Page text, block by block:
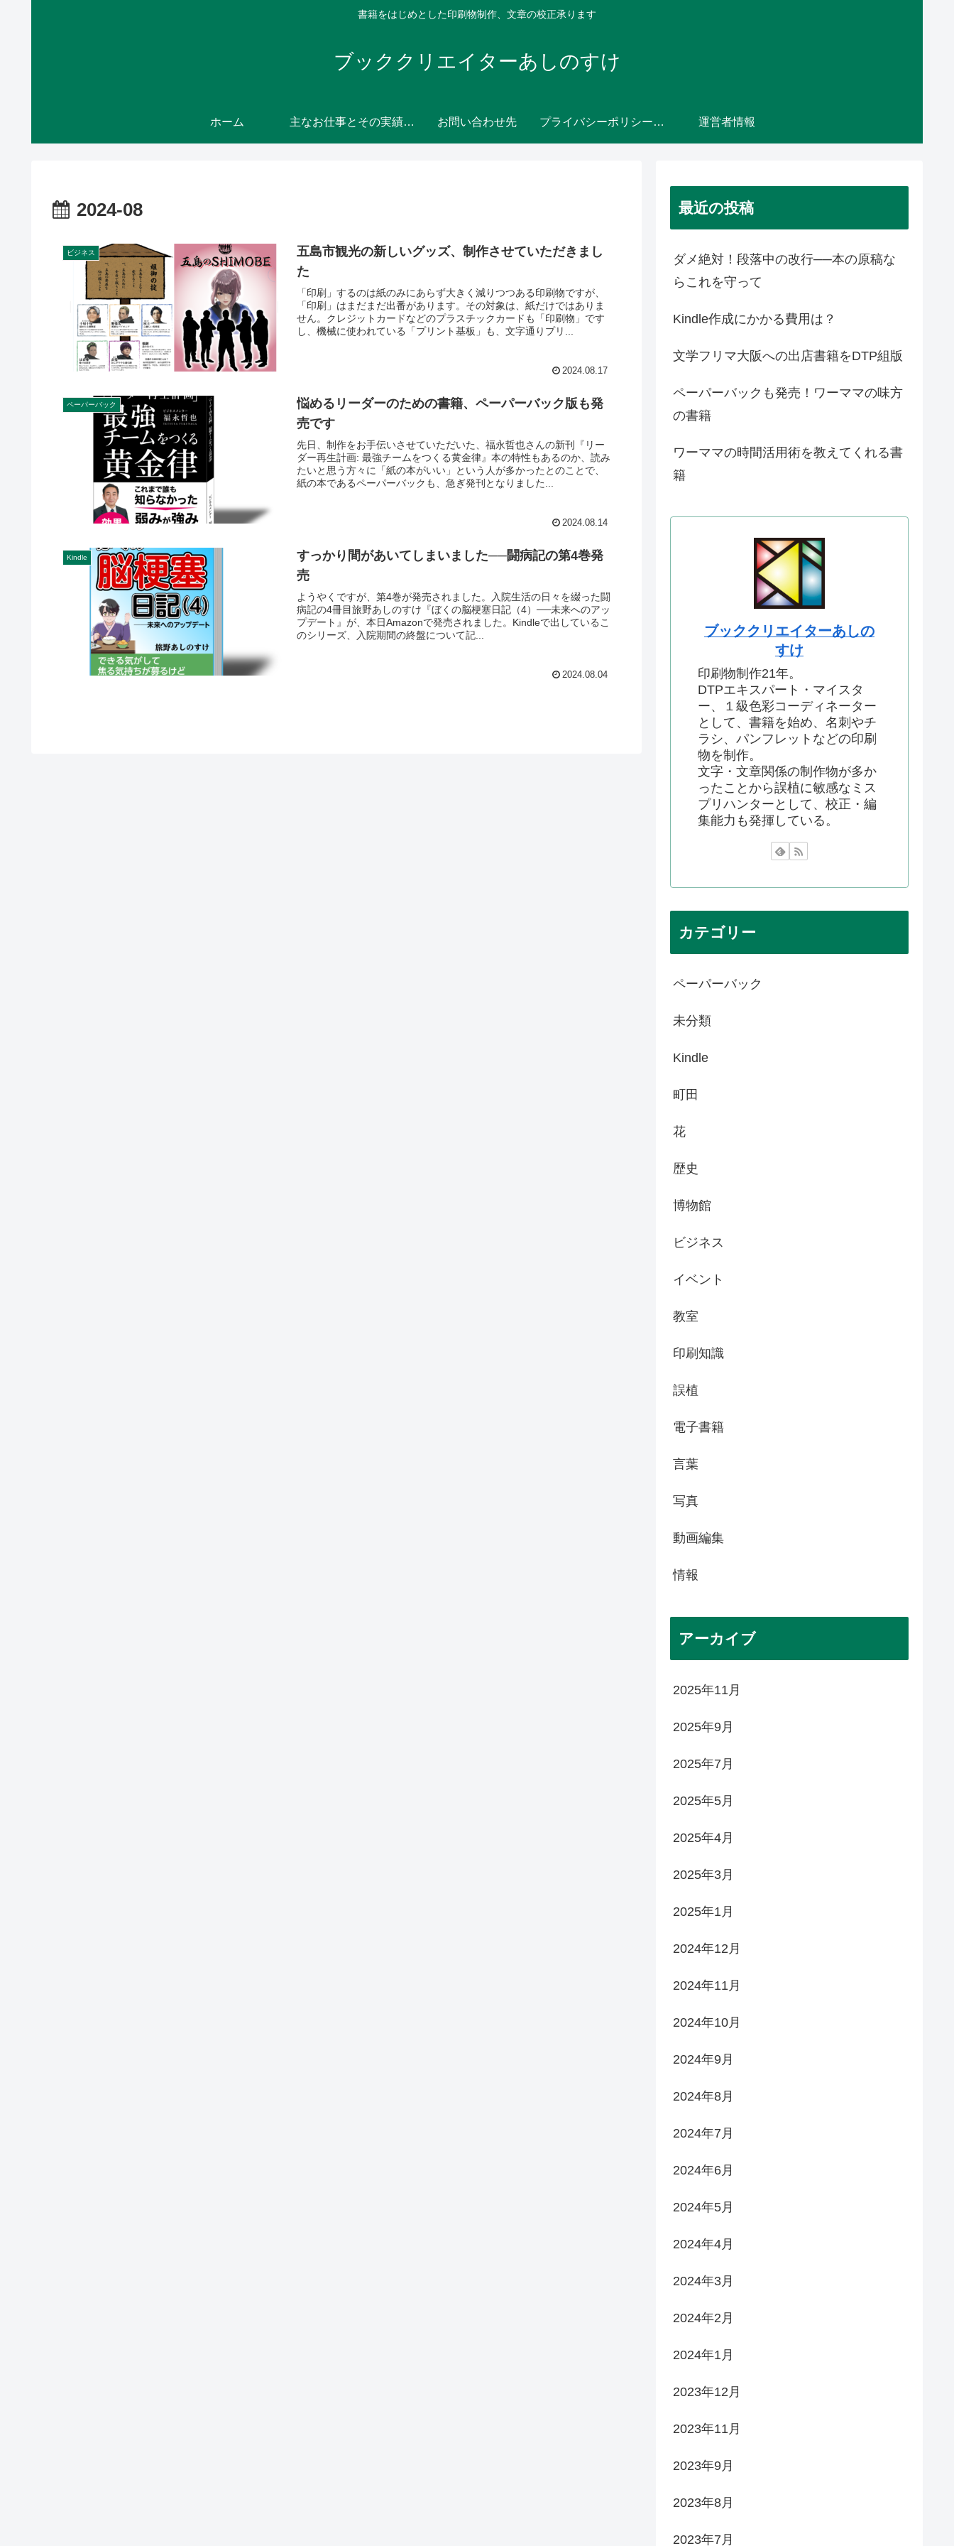
書籍をはじめとした印刷物制作、文章の校正承ります
ブッククリエイターあしのすけ
ホーム 主なお仕事とその実績（ポートフォリオ） お問い合わせ先 プライバシーポリシー・免責事項 運営者情報
2024-08
ビジネス
五島市観光の新しいグッズ、制作させていただきまし
た
「印刷」するのは紙のみにあらず大きく減りつつある印刷物ですが、
「印刷」はまだまだ出番があります。その対象は、紙だけではありま
せん。クレジットカードなどのプラスチックカードも「印刷物」です
し、機械に使われている「プリント基板」も、文字通りプリ...
2024.08.17
ペーパーバック
悩めるリーダーのための書籍、ペーパーバック版も発
売です
先日、制作をお手伝いさせていただいた、福永哲也さんの新刊『リー
ダー再生計画: 最強チームをつくる黄金律』本の特性もあるのか、読み
たいと思う方々に「紙の本がいい」という人が多かったとのことで、
紙の本であるペーパーバックも、急ぎ発刊となりました...
2024.08.14
Kindle
すっかり間があいてしまいました──闘病記の第4巻発
売
ようやくですが、第4巻が発売されました。入院生活の日々を綴った闘
病記の4冊目旅野あしのすけ『ぼくの脳梗塞日記（4）──未来へのアッ
プデート』が、本日Amazonで発売されました。Kindleで出しているこ
のシリーズ、入院期間の終盤について記...
2024.08.04
最近の投稿
ダメ絶対！段落中の改行──本の原稿な
らこれを守って
Kindle作成にかかる費用は？
文学フリマ大阪への出店書籍をDTP組版
ペーパーバックも発売！ワーママの味方
の書籍
ワーママの時間活用術を教えてくれる書
籍
ブッククリエイターあしの
すけ
印刷物制作21年。
DTPエキスパート・マイスタ
ー、１級色彩コーディネーター
として、書籍を始め、名刺やチ
ラシ、パンフレットなどの印刷
物を制作。
文字・文章関係の制作物が多か
ったことから誤植に敏感なミス
プリハンターとして、校正・編
集能力も発揮している。
カテゴリー
ペーパーバック
未分類
Kindle
町田
花
歴史
博物館
ビジネス
イベント
教室
印刷知識
誤植
電子書籍
言葉
写真
動画編集
情報
アーカイブ
2025年11月
2025年9月
2025年7月
2025年5月
2025年4月
2025年3月
2025年1月
2024年12月
2024年11月
2024年10月
2024年9月
2024年8月
2024年7月
2024年6月
2024年5月
2024年4月
2024年3月
2024年2月
2024年1月
2023年12月
2023年11月
2023年9月
2023年8月
2023年7月